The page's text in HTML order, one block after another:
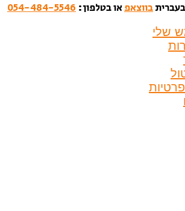
בווצאפאו בטלפון: 054-484-5546
שלי